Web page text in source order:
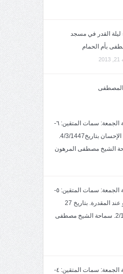
ليلة القدر في مسجد
بأم الحمام
المصطفى
خطبة الجمعة: سمات المتقين: ٦-
عمل الإحسان بتاريخ4/3/1447.
الشيخ مصطفى المرهون
خطبة الجمعة: سمات المتقين: ٥-
العفو عند المقدرة. بتاريخ 27
2/1447. سماحة الشيخ مصطفى
خطبة الجمعة: سمات المتقين: ٤-